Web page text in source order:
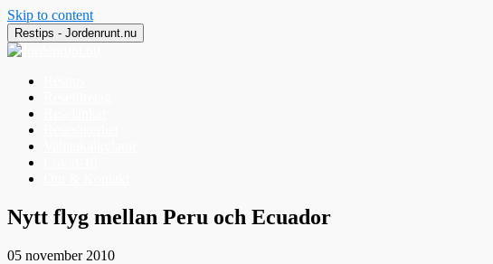
Skip to content
Restips - Jordenrunt.nu
Jordenrunt.nu
Tusen Restips från hela världen
Nytt flyg mellan Peru och Ecuador
05 november 2010